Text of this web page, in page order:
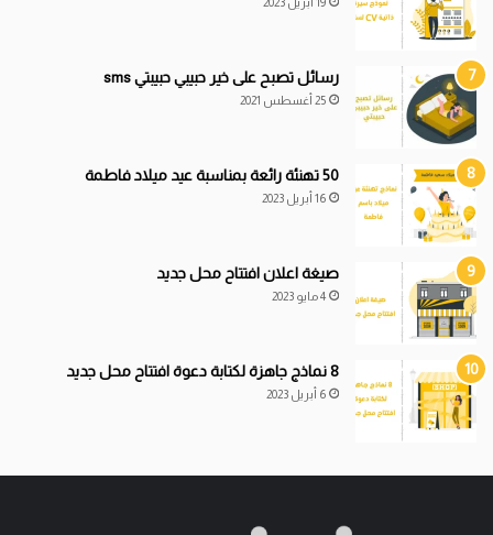
رسائل تصبح على خير حبيبي حبيبتي sms
25 أغسطس 2021
50 تهنئة رائعة بمناسبة عيد ميلاد فاطمة
16 أبريل 2023
صيغة اعلان افتتاح محل جديد
4 مايو 2023
8 نماذج جاهزة لكتابة دعوة افتتاح محل جديد
6 أبريل 2023